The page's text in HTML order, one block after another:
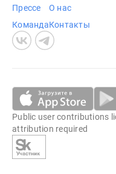
Прессе
Команда
О нас
Контакты
Public user contributions
attribution required